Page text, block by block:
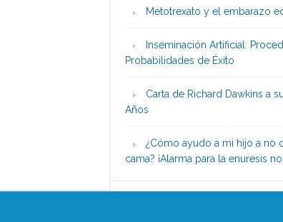
Metotrexato y el embarazo
Inseminación Artificial:
Probabilidades de Éxito
Carta de Richard Dawkins a
Años
¿Cómo ayudo a mi hijo a no
cama? ¡Alarma para la enuresis